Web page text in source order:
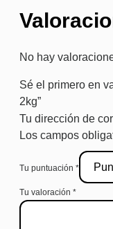
No hay
Sé el primero en
2kg”
Tu dirección de
Los campos
Tu puntuación *
Tu valoración *